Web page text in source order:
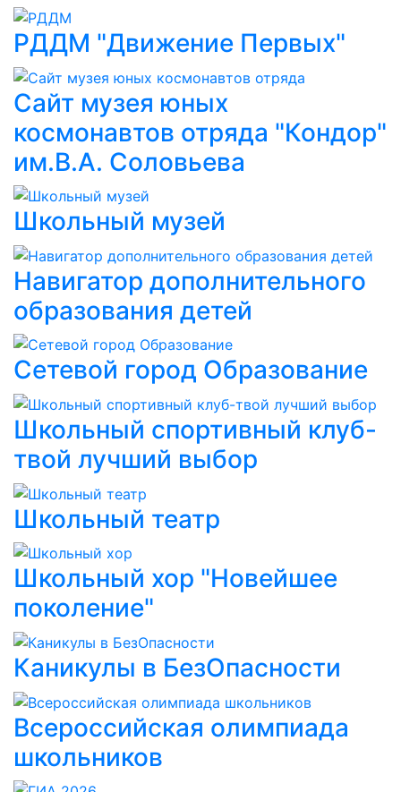
РДДМ "Движение Первых"
Сайт музея юных
космонавтов отряда "Кондор"
им.В.А. Соловьева
Школьный музей
Навигатор дополнительного
образования детей
Сетевой город Образование
Школьный спортивный клуб-
твой лучший выбор
Школьный театр
Школьный хор "Новейшее
поколение"
Каникулы в БезОпасности
Всероссийская олимпиада
школьников